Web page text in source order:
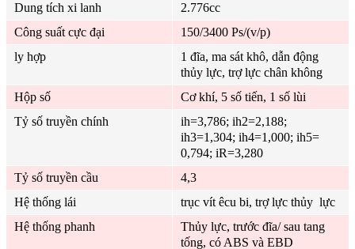
Dung tích xi lanh
2.776cc
Công suất cực đại
150/3400 Ps/(v/p)
ly hợp
1 đĩa, ma sát khô, dẫn động
thủy lực, trợ lực chân không
Hộp số
Cơ khí, 5 số tiến, 1 số lùi
Tỷ số truyền chính
ih=3,786; ih2=2,188;
ih3=1,304; ih4=1,000; ih5=
0,794; iR=3,280
Tỷ số truyền cầu
4,3
Hệ thống lái
trục vít êcu bi, trợ lực thủy lực
Hệ thống phanh
Thủy lực, trước đĩa/ sau tang
tống, có ABS và EBD